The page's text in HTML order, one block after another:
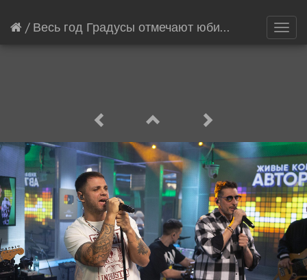
/ Весь год Градусы отмечают юбилей [2966/